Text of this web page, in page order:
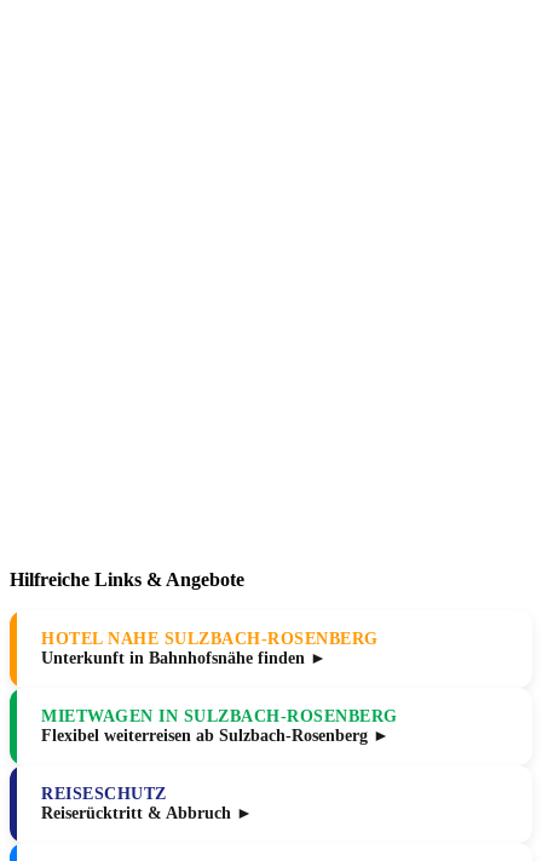
Hilfreiche Links & Angebote
HOTEL NAHE SULZBACH-ROSENBERG
Unterkunft in Bahnhofsnähe finden ►
MIETWAGEN IN SULZBACH-ROSENBERG
Flexibel weiterreisen ab Sulzbach-Rosenberg ►
REISESCHUTZ
Reiserücktritt & Abbruch ►